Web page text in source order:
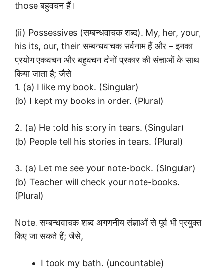
those बहुवचन हैं।
(ii) Possessives (सम्बन्धवाचक शब्द). My, her, your,
his its, our, their सम्बन्धवाचक सर्वनाम हैं और – इनका
प्रयोग एकवचन और बहुवचन दोनों प्रकार की संज्ञाओं के साथ
किया जाता है; जैसे
1. (a) I like my book. (Singular)
(b) I kept my books in order. (Plural)
2. (a) He told his story in tears. (Singular)
(b) People tell his stories in tears. (Plural)
3. (a) Let me see your note-book. (Singular)
(b) Teacher will check your note-books.
(Plural)
Note. सम्बन्धवाचक शब्द अगणनीय संज्ञाओं से पूर्व भी प्रयुक्त
किए जा सकते हैं; जैसे,
I took my bath. (uncountable)